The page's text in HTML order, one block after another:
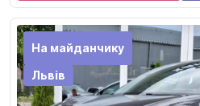
На майданчику
Львів